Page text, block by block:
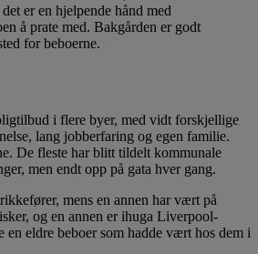
er en hjelpende hånd med
å prate med. Bakgården er godt
for beboerne.
i flere byer, med vidt forskjellige
lang jobberfaring og egen familie.
De fleste har blitt tildelt kommunale
men endt opp på gata hver gang.
mens en annen har vært på
og en annen er ihuga Liverpool-
en eldre beboer som hadde vært hos dem i